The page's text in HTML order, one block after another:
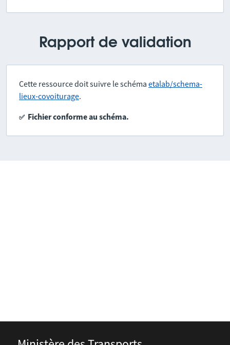
Rapport de validation
Cette ressource doit suivre le schéma etalab/schema-
lieux-covoiturage.
✅ Fichier conforme au schéma.